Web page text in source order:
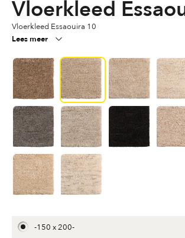
Vloerkleed
Vloerkleed Essaouira 10
Lees meer
-150 x 200-